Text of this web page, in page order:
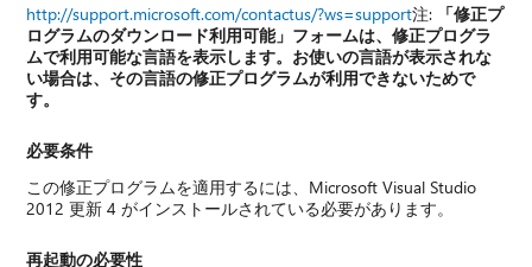
http://support.microsoft.com/contactus/?ws=support注:
「修正プ
ログラムのダウンロード利用可能」フォームは、修正プログラ
ムで利用可能な言語を表示します。お使いの言語が表示されな
い場合は、その言語の修正プログラムが利用できないためで
す。
必要条件
この修正プログラムを適用するには、Microsoft Visual Studio
2012 更新 4 がインストールされている必要があります。
再起動の必要性